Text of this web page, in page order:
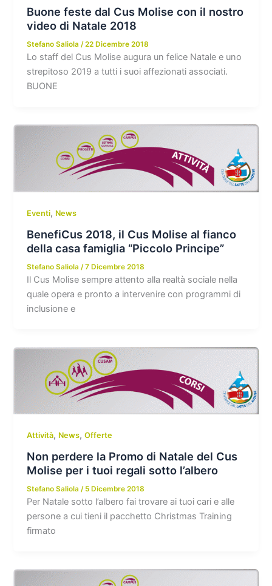
Buone feste dal Cus Molise con il nostro
video di Natale 2018
Stefano Saliola/22 Dicembre 2018
Lo staff del Cus Molise augura un felice Natale e uno
strepitoso 2019 a tutti i suoi affezionati associati.
BUONE
Eventi, News
BenefiCus 2018, il Cus Molise al fianco
della casa famiglia “Piccolo Principe”
Stefano Saliola /7 Dicembre 2018
Il Cus Molise sempre attento alla realtà sociale nella
quale opera e pronto a intervenire con programmi di
inclusione e
Attività, News,Offerte
Non perdere la Promo di Natale del Cus
Molise per i tuoi regali sotto l’albero
Stefano Saliola / 5 Dicembre 2018
Per Natale sotto l’albero fai trovare ai tuoi cari e alle
persone a cui tieni il pacchetto Christmas Training
firmato